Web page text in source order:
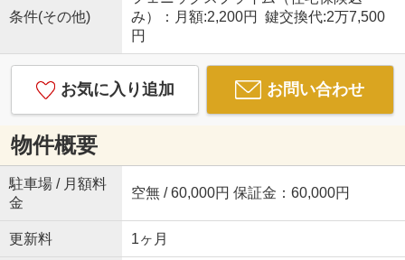
条件(その他)
み）：月額:2,200円 鍵交換代:2万7,500
円
お気に入り追加 お問い合わせ
物件概要
駐車場 / 月額料
金
空無 / 60,000円 保証金：60,000円
更新料 1ヶ月